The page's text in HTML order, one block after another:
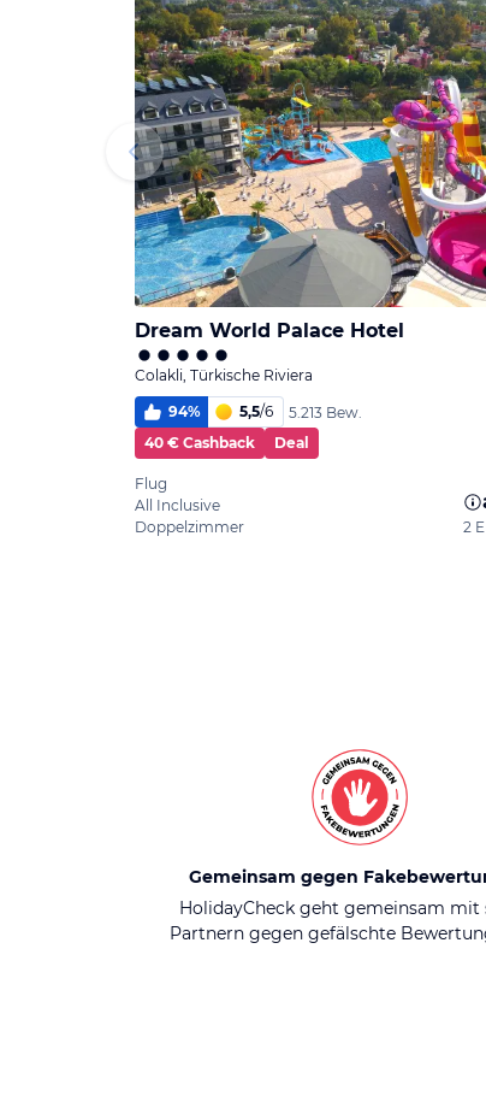
Dream World Palace Hotel
Colakli, Türkische Riviera
94% 5,5/6
5.213 Bew.
40 € Cashback
Deal
Flug
All Inclusive
Doppelzimmer
2
Gemeinsam gegen
HolidayCheck geht gemeinsam mit
Partnern gegen gefälschte